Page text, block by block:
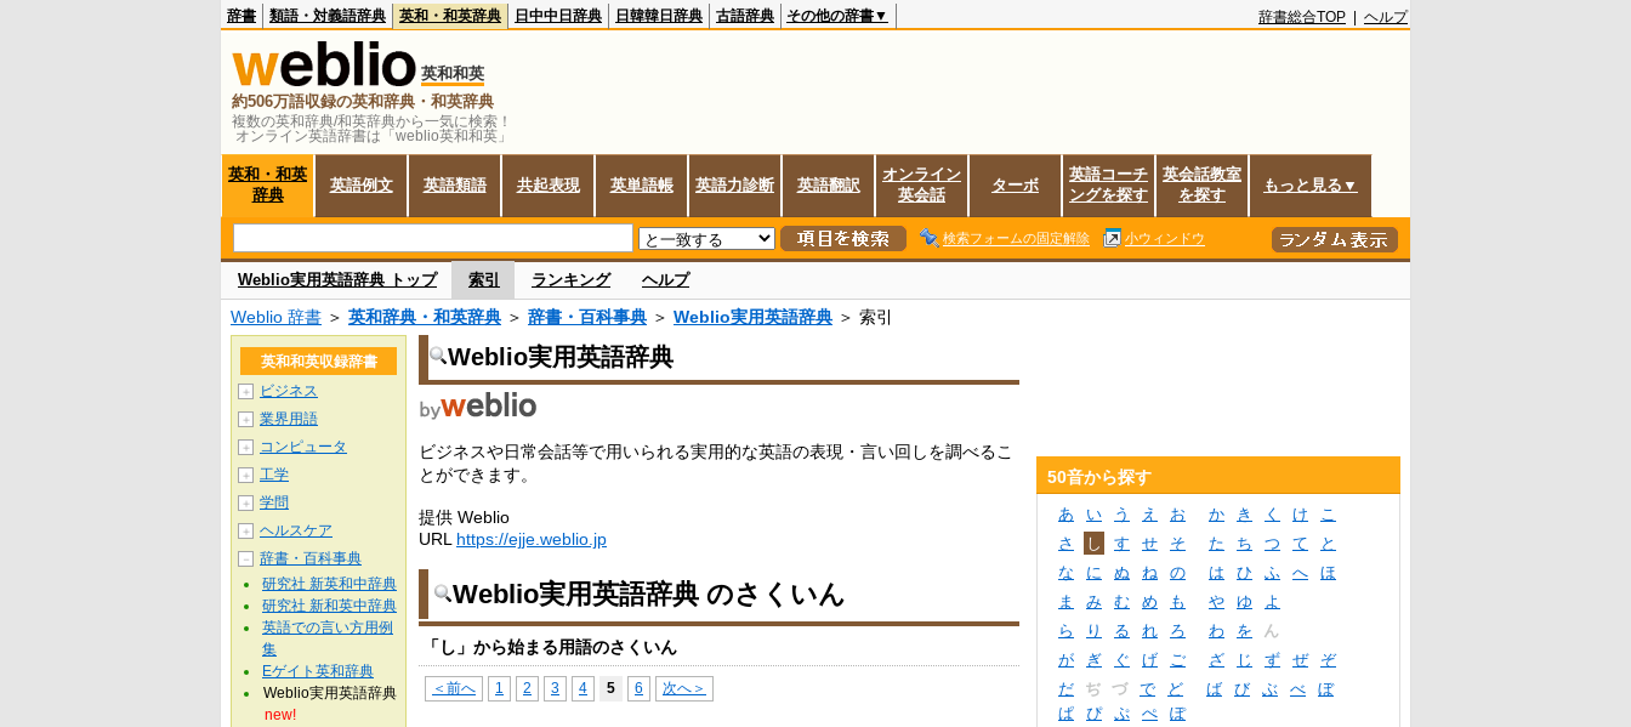
複数の英和辞典/和英辞典から一気に検索！
オンライン英語辞書は「weblio英和和英」
辞書 類語・対義語辞典 英和・和英辞典 日中中日辞典 日韓韓日辞典 古語辞典 その他の辞書▼ 辞書総合TOP ヘルプ
英和和英
約506万語収録の英和辞典・和英辞典
英和・和英
辞典
英語例文 英語類語 共起表現 英単語帳 英語力診断 英語翻訳
オンライン
英会話
ターボ
英語コーチ
ングを探す
英会話教室
を探す
もっと見る▼
検索フォームの固定解除 小ウィンドウ
Weblio実用英語辞典 トップ 索引 ランキング ヘルプ
Weblio 辞書 ＞ 英和辞典・和英辞典 ＞ 辞書・百科事典 ＞ Weblio実用英語辞典 ＞ 索引
Weblio実用英語辞典
ビジネスや日常会話等で用いられる実用的な英語の表現・言い回しを調べるこ
とができます。
提供 Weblio
URL https://ejje.weblio.jp
Weblio実用英語辞典 のさくいん
「し」から始まる用語のさくいん
＜前へ 1 2 3 4 5 6 次へ＞
英和和英収録辞書
＋ ビジネス
＋ 業界用語
＋ コンピュータ
＋ 工学
＋ 学問
＋ ヘルスケア
－
辞書・百科事典
研究社 新英和中辞典
研究社 新和英中辞典
英語での言い方用例
集
Eゲイト英和辞典
Weblio実用英語辞典
new!
50音から探す
あ い う え お か き く け
こ
さ
し す せ そ た ち つ て
と
な
に ぬ ね の は ひ ふ へ
ほ
ま
み む め も や ゆ
よ
ら
り る れ ろ わ を
ん
が
ぎ ぐ げ ご ざ じ ず ぜ
ぞ
だ
ぢ づ で ど ば び ぶ べ
ぼ
ぱ
ぴ ぷ ぺ ぽ